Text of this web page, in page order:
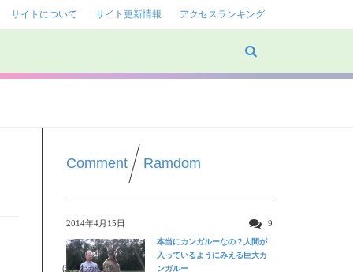
サイトについて サイト更新情報 アクセスランキング
Comment Ramdom
2014年4月15日 9
ほんわか映像
本当にカンガルーなの？人間が
入っているようにみえる巨大カ
ンガルー